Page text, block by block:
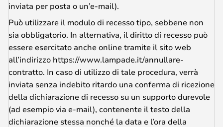
inviata per posta o un’e-mail).
Può utilizzare il modulo di recesso tipo, sebbene non
sia obbligatorio. In alternativa, il diritto di recesso può
essere esercitato anche online tramite il sito web
all’indirizzo https://www.lampade.it/annullare-
contratto. In caso di utilizzo di tale procedura, verrà
inviata senza indebito ritardo una conferma di ricezione
della dichiarazione di recesso su un supporto durevole
(ad esempio via e-mail), contenente il testo della
dichiarazione stessa nonché la data e l’ora della